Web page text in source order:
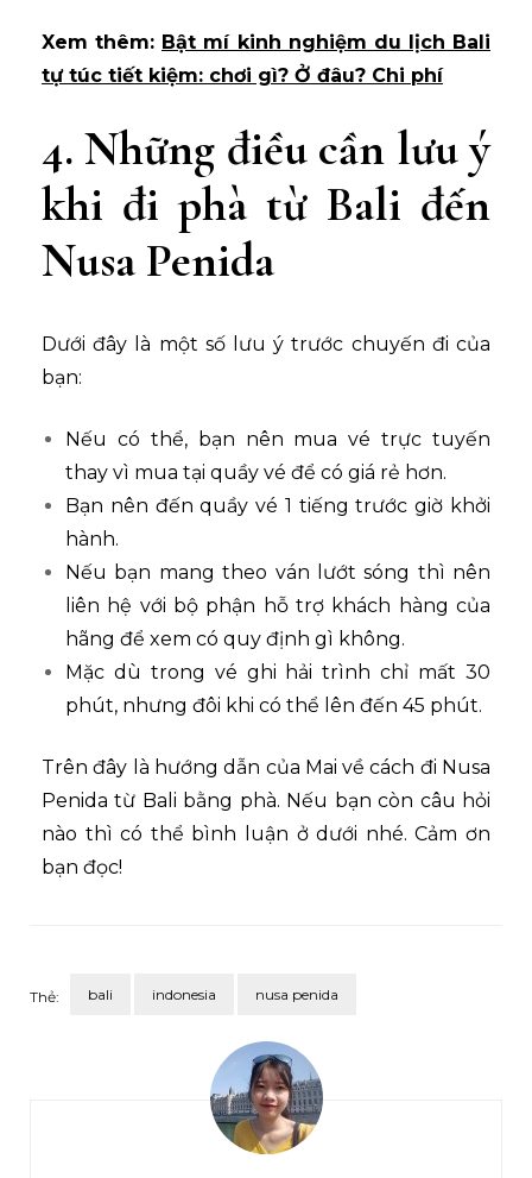
Xem thêm: Bật mí kinh nghiệm du lịch Bali
tự túc tiết kiệm: chơi gì? Ở đâu? Chi phí
4. Những điều cần lưu ý
khi đi phà từ Bali đến
Nusa Penida
Dưới đây là một số lưu ý trước chuyến đi của
bạn:
Nếu có thể, bạn nên mua vé trực tuyến
thay vì mua tại quầy vé để có giá rẻ hơn.
Bạn nên đến quầy vé 1 tiếng trước giờ khởi
hành.
Nếu bạn mang theo ván lướt sóng thì nên
liên hệ với bộ phận hỗ trợ khách hàng của
hãng để xem có quy định gì không.
Mặc dù trong vé ghi hải trình chỉ mất 30
phút, nhưng đôi khi có thể lên đến 45 phút.
Trên đây là hướng dẫn của Mai về cách đi Nusa
Penida từ Bali bằng phà. Nếu bạn còn câu hỏi
nào thì có thể bình luận ở dưới nhé. Cảm ơn
bạn đọc!
Thẻ: bali indonesia nusa penida